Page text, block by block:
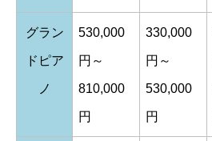
グラン
ドピア
ノ
530,000
円～
810,000
円
330,000
円～
530,000
円